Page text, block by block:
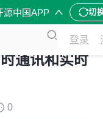
源中国APP 切
登录
通讯和实时
0